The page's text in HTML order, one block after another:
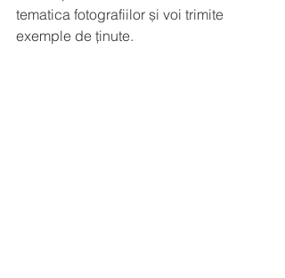
tematica fotografiilor și voi trimite
exemple de ținute.